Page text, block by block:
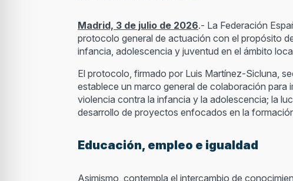
Madrid, 3 de julio de 2026.- La Federación
protocolo general de actuación con el propósito
infancia, adolescencia y juventud en el ámbito
El protocolo, firmado por Luis Martínez-Sicluna,
establece un marco general de colaboración para
violencia contra la infancia y la adolescencia; la
desarrollo de proyectos enfocados en la
Educación, empleo e igualdad
Asimismo, contempla el intercambio de